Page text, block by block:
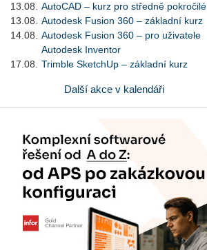
13.08.
AutoCAD – kurz pro středně pokročilé
13.08.
Autodesk Fusion 360 – základní kurz
14.08.
Autodesk Fusion 360 – pro uživatele
Autodesk Inventor
17.08.
Trimble SketchUp – základní kurz
Další akce v kalendáři